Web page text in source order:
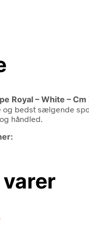
Royal – White – Cm
og bedst sælgende
håndled.